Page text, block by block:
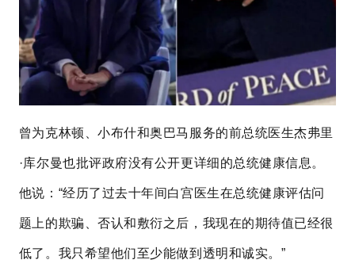
曾为克林顿、小布什和奥巴马服务的前总统医生杰弗里
·库尔曼也批评政府没有公开更详细的总统健康信息。
他说：“经历了过去十年间白宫医生在总统健康评估问
题上的欺骗、否认和敷衍之后，我现在的期待值已经很
低了。我只希望他们至少能做到透明和诚实。”